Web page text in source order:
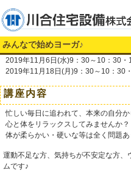
みんなで始めヨーガ♪
2019年11月6日(水)9：30～10：30
2019年11月18日(月)9：30～10：30
講座内容
忙しい毎日に追われて、本来の自分
心と体をリラックスしてみませんか？
体が柔らかい・硬いな等は全く問題あ
運動不足な方、気持ちが不安定な方、
ムです♪